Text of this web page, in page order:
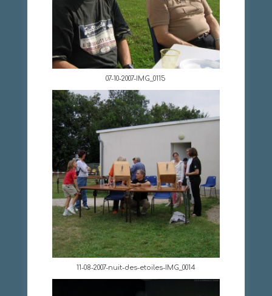
07-10-2007-IMG_0115
11-08-2007-nuit-des-etoiles-IMG_0014